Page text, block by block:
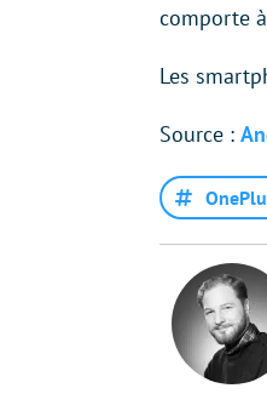
comporte
Les
Source :